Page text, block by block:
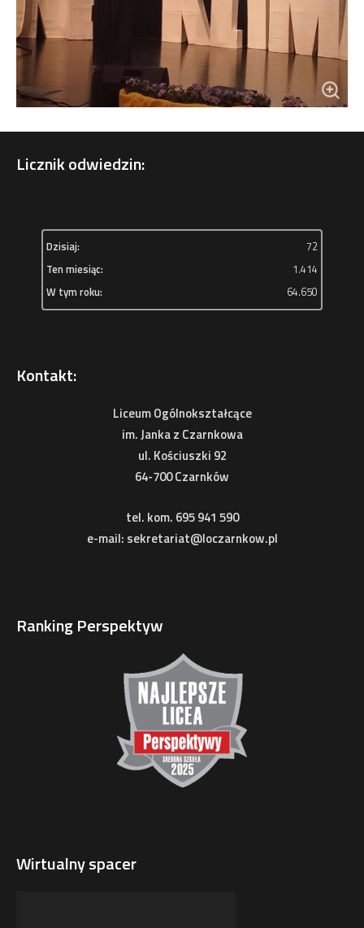
Licznik odwiedzin:
Dzisiaj:
72
Ten miesiąc:
1.414
W tym roku:
64.650
Kontakt:
Liceum Ogólnokształcące
im. Janka z Czarnkowa
ul. Kościuszki 92
64-700 Czarnków
tel. kom. 695 941 590
e-mail: sekretariat@loczarnkow.pl
Ranking Perspektyw
Wirtualny spacer